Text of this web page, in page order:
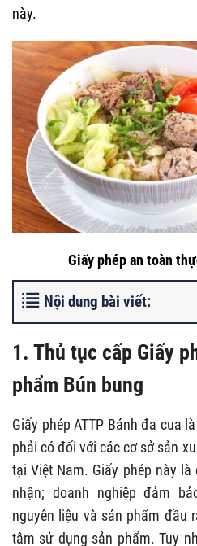
này.
Giấy phép an toàn
Nội dung bài viết:
1. Thủ tục cấp Giấy
phẩm Bún bung
Giấy phép ATTP Bánh đa cua
phải có đối với các cơ sở sản
tại Việt Nam. Giấy phép này
nhận; doanh nghiệp đảm
nguyên liệu và sản phẩm đầu
tâm sử dụng sản phẩm. Tuy